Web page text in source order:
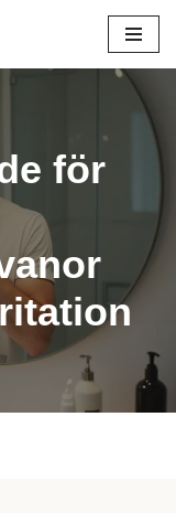
för